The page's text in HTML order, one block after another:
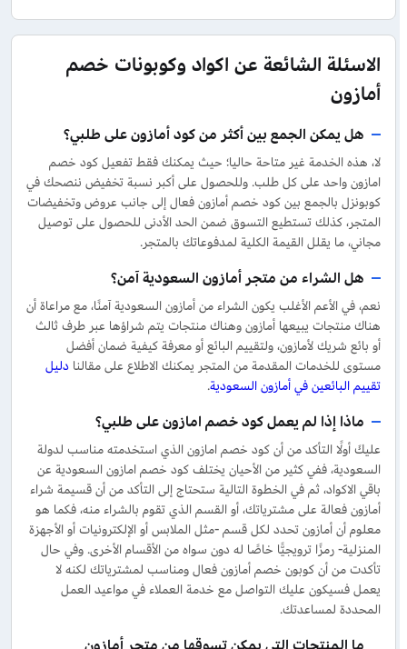
الاسئلة الشائعة عن اكواد وكوبونات خصم
أمازون
هل يمكن الجمع بين أكثر من كود أمازون على طلبي؟
لا، هذه الخدمة غير متاحة حاليا؛ حيث يمكنك فقط تفعيل كود خصم
امازون واحد على كل طلب. وللحصول على أكبر نسبة تخفيض ننصحك في
كوبونزل بالجمع بين كود خصم أمازون فعال إلى جانب عروض وتخفيضات
المتجر، كذلك تستطيع التسوق ضمن الحد الأدنى للحصول على توصيل
مجاني، ما يقلل القيمة الكلية لمدفوعاتك بالمتجر.
هل الشراء من متجر أمازون السعودية آمن؟
نعم، في الأعم الأغلب يكون الشراء من أمازون السعودية آمنًا، مع مراعاة أن
هناك منتجات يبيعها أمازون وهناك منتجات يتم شراؤها عبر طرف ثالث
أو بائع شريك لأمازون، ولتقييم البائع أو معرفة كيفية ضمان أفضل
مستوى للخدمات المقدمة من المتجر يمكنك الاطلاع على مقالنا دليل
تقييم البائعين في أمازون السعودية.
ماذا إذا لم يعمل كود خصم امازون على طلبي؟
عليكَ أولًا التأكد من أن كود خصم امازون الذي استخدمته مناسب لدولة
السعودية، ففي كثير من الأحيان يختلف كود خصم امازون السعودية عن
باقي الاكواد، ثم في الخطوة التالية ستحتاج إلى التأكد من أن قسيمة شراء
أمازون فعالة على مشترياتك، أو القسم الذي تقوم بالشراء منه، فكما هو
معلوم أن أمازون تحدد لكل قسم -مثل الملابس أو الإلكترونيات أو الأجهزة
المنزلية- رمزًا ترويجيًّا خاصًا له دون سواه من الأقسام الأخرى. وفي حال
تأكدت من أن كوبون خصم أمازون فعال ومناسب لمشترياتك لكنه لا
يعمل فسيكون عليك التواصل مع خدمة العملاء في مواعيد العمل
المحددة لمساعدتك.